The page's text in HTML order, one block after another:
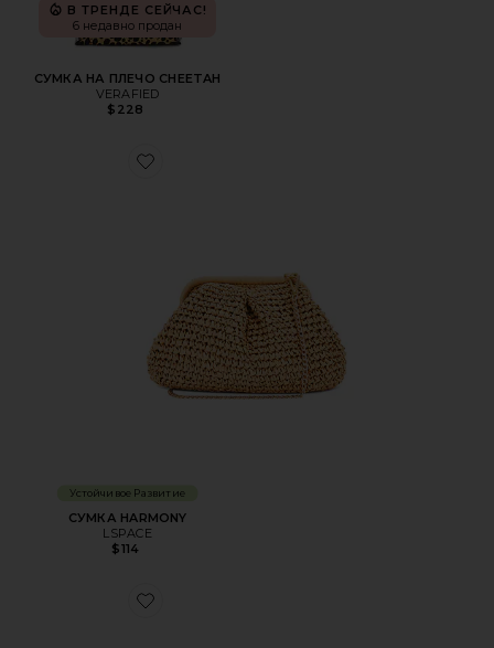
В ТРЕНДЕ СЕЙЧАС!
6 недавно продан
СУМКА НА ПЛЕЧО CHEETAH
VERAFIED
$228
Favorite СУМКА HARMONY
Устойчивое Развитие
СУМКА HARMONY
LSPACE
$114
Favorite СУМКА KNOT